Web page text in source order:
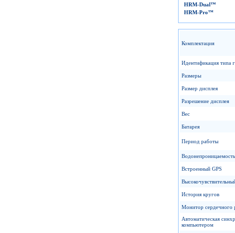
HRM-Dual™
HRM-Pro™
Комплектация
Идентификация типа
Размеры
Размер дисплея
Разрешение дисплея
Вес
Батарея
Период работы
Водонепроницаемость
Встроенный GPS
История кругов
Монитор сердечного
Автоматическая
компьютером